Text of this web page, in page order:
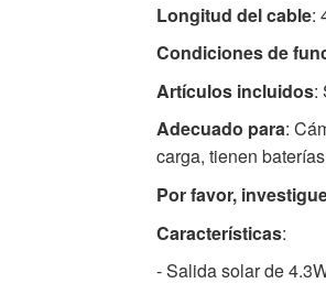
seguridad
Disponible
ahora
envío
rápido
a
el
mundo
Longitud del cable:
Condiciones de
Artículos incluidos:
Adecuado para:
carga, tienen
Por favor,
Características:
- Salida solar de